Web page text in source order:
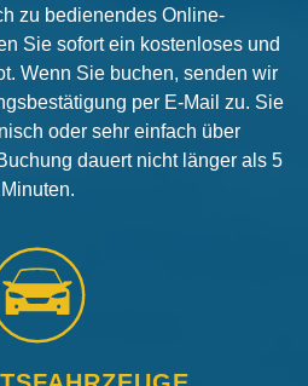
zu bedienendes Online-
Sie sofort ein kostenloses und
Wenn Sie buchen, senden wir
per E-Mail zu. Sie
oder sehr einfach über
dauert nicht länger als 5
Minuten.